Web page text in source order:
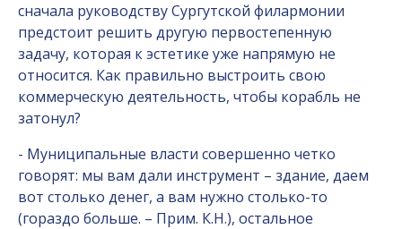
сначала руководству Сургутской филармонии
предстоит решить другую первостепенную
задачу, которая к эстетике уже напрямую не
относится. Как правильно выстроить свою
коммерческую деятельность, чтобы корабль не
затонул?
- Муниципальные власти совершенно четко
говорят: мы вам дали инструмент – здание, даем
вот столько денег, а вам нужно столько-то
(гораздо больше. – Прим. К.Н.), остальное